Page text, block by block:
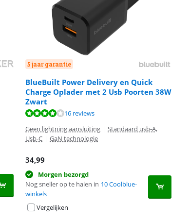
5 jaar garantie
BlueBuilt Power Delivery en Quick
Charge Oplader met 2 Usb Poorten 38W
Zwart
16 reviews
Geen lightning aansluiting | Standaard usb-A,
Usb-C | GaN technologie
34,99
Morgen bezorgd
Nog sneller op te halen in 10 Coolblue-
winkels
Vergelijken